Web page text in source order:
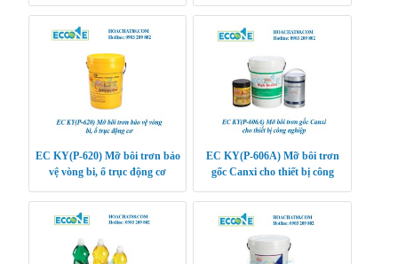
EC KY(P-620) Mỡ bôi trơn bảo
vệ vòng bi, ổ trục động cơ
EC KY(P-606A) Mỡ bôi trơn
gốc Canxi cho thiết bị công